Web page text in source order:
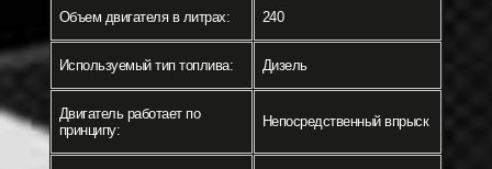
Объем двигателя в литрах: 240
Используемый тип топлива: Дизель
Двигатель работает по
принципу:
Непосредственный впрыск